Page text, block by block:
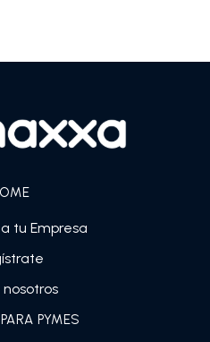
tu Empresa
nosotros
PYMES